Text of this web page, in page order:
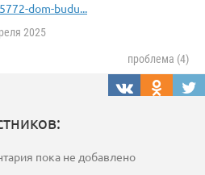
dom-budu...
2025
проблема (4)
пока не добавлено